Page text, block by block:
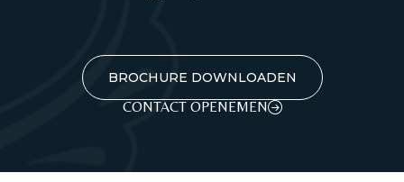
BROCHURE DOWNLOADEN
CONTACT OPENEMEN